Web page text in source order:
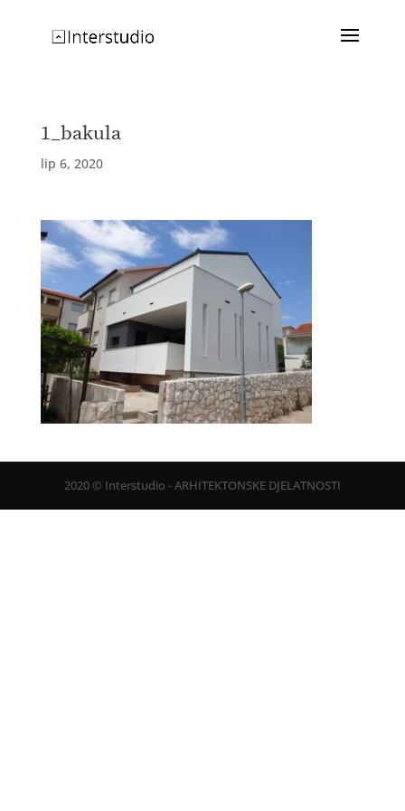
1_bakula
lip 6, 2020
2020 © Interstudio - ARHITEKTONSKE DJELATNOSTI